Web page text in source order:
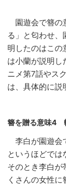
園遊会で簪の
る」と匂わせ、
明したのはこの
は小蘭が説明し
ニメ第7話やス
は、具体的に説
簪を贈る意味4
李白が園遊会
というほどでは
そのとき李白が
くさんの女性